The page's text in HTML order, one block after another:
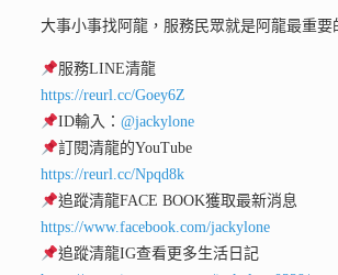
大事小事找阿龍，服務民眾就是阿龍最重要
服務LINE清龍
https://reurl.cc/Goey6Z
ID輸入：@jackylone
訂閱清龍的YouTube
https://reurl.cc/Npqd8k
追蹤清龍FACE BOOK獲取最新消息
https://www.facebook.com/jackylone
追蹤清龍IG查看更多生活日記